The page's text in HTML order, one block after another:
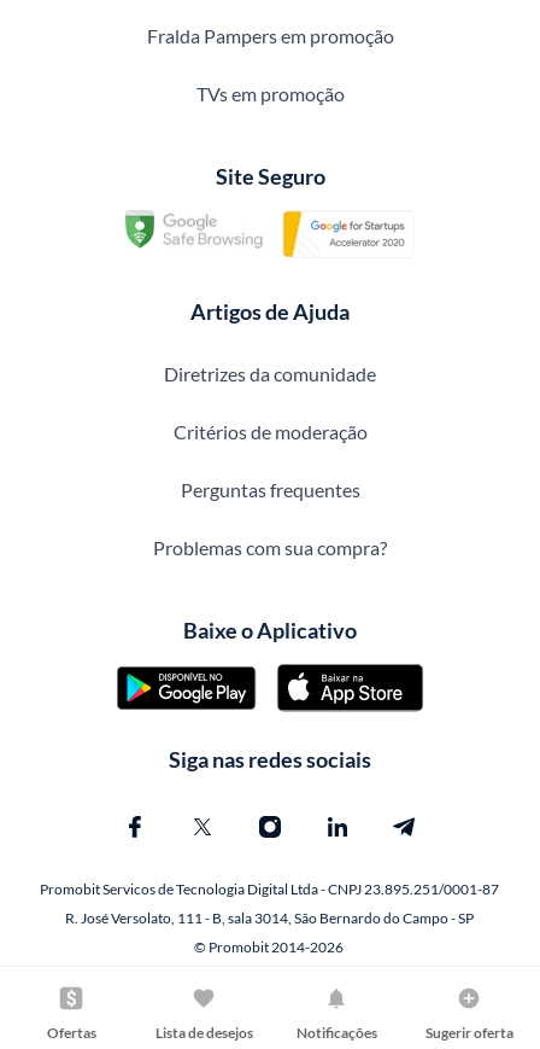
Ofertas Lista de desejos Notificações Sugerir oferta
Fralda Pampers em promoção
TVs em promoção
Site Seguro
Artigos de Ajuda
Diretrizes da comunidade
Critérios de moderação
Perguntas frequentes
Problemas com sua compra?
Baixe o Aplicativo
Siga nas redes sociais
Promobit Servicos de Tecnologia Digital Ltda - CNPJ 23.895.251/0001-87
R. José Versolato, 111 - B, sala 3014, São Bernardo do Campo - SP
© Promobit 2014-2026